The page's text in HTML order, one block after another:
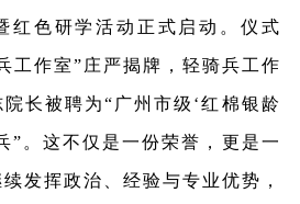
红色研学活动正式启动。仪式
工作室”庄严揭牌，轻骑兵工作
长被聘为“广州市级‘红棉银龄
”。这不仅是一份荣誉，更是一
发挥政治、经验与专业优势，